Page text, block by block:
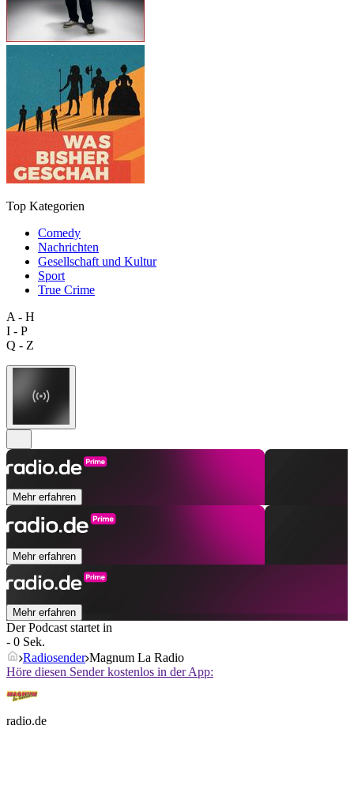
Top Kategorien
Comedy
Nachrichten
Gesellschaft und Kultur
Sport
True Crime
A - H
I - P
Q - Z
Mehr erfahren
Mehr erfahren
Mehr erfahren
Der Podcast startet in
- 0 Sek.
Radiosender Magnum La Radio
Höre diesen Sender kostenlos in der App:
radio.de